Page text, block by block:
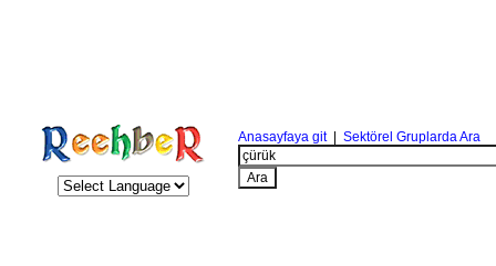
Anasayfaya git| Sektörel Gruplarda Ara